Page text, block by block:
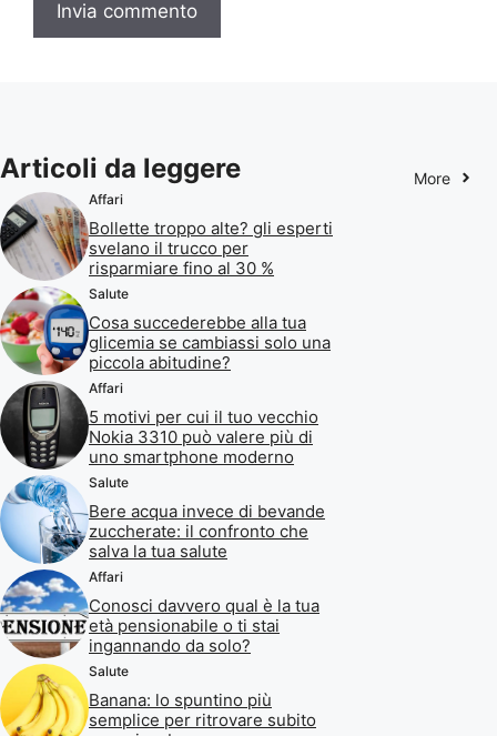
Articoli da leggere More
Affari
Bollette troppo alte? gli esperti
svelano il trucco per
risparmiare fino al 30 %
Salute
Cosa succederebbe alla tua
glicemia se cambiassi solo una
piccola abitudine?
Affari
5 motivi per cui il tuo vecchio
Nokia 3310 può valere più di
uno smartphone moderno
Salute
Bere acqua invece di bevande
zuccherate: il confronto che
salva la tua salute
Affari
Conosci davvero qual è la tua
età pensionabile o ti stai
ingannando da solo?
Salute
Banana: lo spuntino più
semplice per ritrovare subito